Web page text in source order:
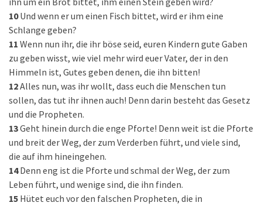
10 Und wenn er um einen Fisch bittet, wird er ihm eine
Schlange geben?
11 Wenn nun ihr, die ihr böse seid, euren Kindern gute Gaben
zu geben wisst, wie viel mehr wird euer Vater, der in den
Himmeln ist, Gutes geben denen, die ihn bitten!
12Alles nun, was ihr wollt, dass euch die Menschen tun
sollen, das tut ihr ihnen auch! Denn darin besteht das Gesetz
und die Propheten.
13Geht hinein durch die enge Pforte! Denn weit ist die Pforte
und breit der Weg, der zum Verderben führt, und viele sind,
die auf ihm hineingehen.
14 Denn eng ist die Pforte und schmal der Weg, der zum
Leben führt, und wenige sind, die ihn finden.
15 Hütet euch vor den falschen Propheten, die in